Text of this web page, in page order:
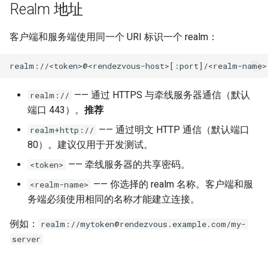
Realm 地址
客户端和服务端使用同一个 URI 标识一个 realm：
realm:// —— 通过 HTTPS 与牵线服务器通信（默认
端口 443）。 推荐
realm+http:// —— 通过明文 HTTP 通信（默认端口
80）。建议仅用于开发测试。
<token> —— 牵线服务器的共享密码。
<realm-name> —— 你选择的 realm 名称。客户端和服
务端必须使用相同的名称才能建立连接。
例如： realm://mytoken@rendezvous.example.com/my-
server